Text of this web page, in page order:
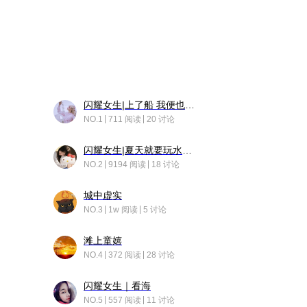
NO.1 711 阅读 20 讨论
NO.2 9194 阅读 18 讨论
城中虚实
NO.3 1w 阅读 5 讨论
滩上童嬉
NO.4 372 阅读 28 讨论
闪耀女生｜看海
NO.5 557 阅读 11 讨论